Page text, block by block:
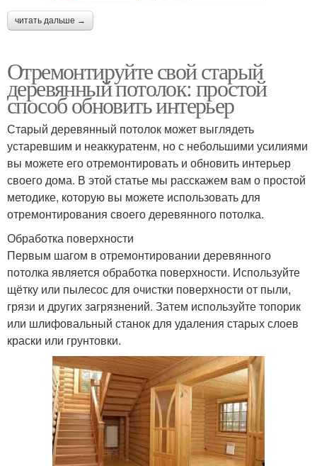
читать дальше →
Отремонтируйте свой старый
деревянный потолок: простой
способ обновить интерьер
Старый деревянный потолок может выглядеть
устаревшим и неаккуратенм, но с небольшими усилиями
вы можете его отремонтировать и обновить интерьер
своего дома. В этой статье мы расскажем вам о простой
методике, которую вы можете использовать для
отремонтирования своего деревянного потолка.
Обработка поверхности
Первым шагом в отремонтировании деревянного
потолка является обработка поверхности. Используйте
щётку или пылесос для очистки поверхности от пыли,
грязи и других загрязнений. Затем используйте топорик
или шлифовальный станок для удаления старых слоев
краски или грунтовки.